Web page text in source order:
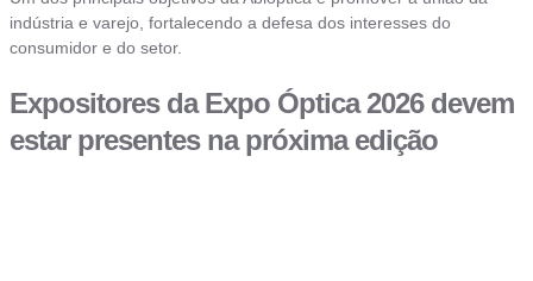
indústria e varejo, fortalecendo a defesa dos interesses do
consumidor e do setor.
Expositores da Expo Óptica 2026 devem
estar presentes na próxima edição